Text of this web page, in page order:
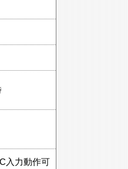
入力動作可